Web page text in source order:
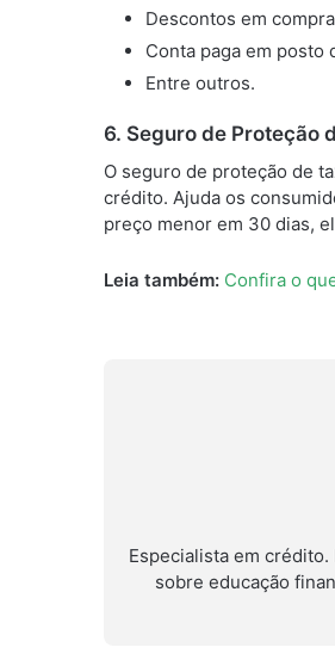
Descontos em
Conta paga em posto
Entre outros.
6. Seguro de Proteção
O seguro de proteção de
crédito. Ajuda os
preço menor em 30 dias,
Leia também: Confira o
Especialista em
sobre educação